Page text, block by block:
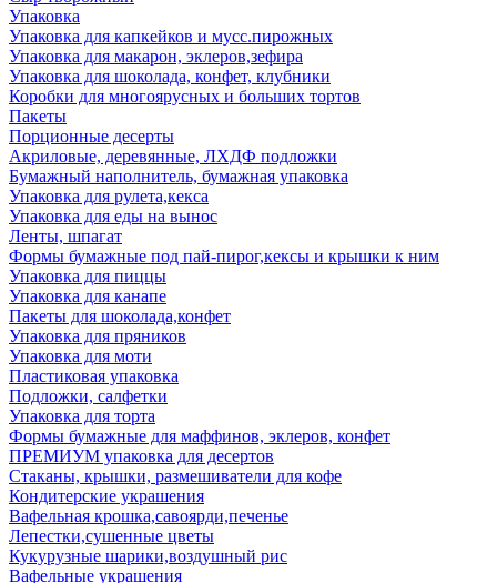
Упаковка
Упаковка для капкейков и мусс.пирожных
Упаковка для макарон, эклеров,зефира
Упаковка для шоколада, конфет, клубники
Коробки для многоярусных и больших тортов
Пакеты
Порционные десерты
Акриловые, деревянные, ЛХДФ подложки
Бумажный наполнитель, бумажная упаковка
Упаковка для рулета,кекса
Упаковка для еды на вынос
Ленты, шпагат
Формы бумажные под пай-пирог,кексы и крышки к ним
Упаковка для пиццы
Упаковка для канапе
Пакеты для шоколада,конфет
Упаковка для пряников
Упаковка для моти
Пластиковая упаковка
Подложки, салфетки
Упаковка для торта
Формы бумажные для маффинов, эклеров, конфет
ПРЕМИУМ упаковка для десертов
Стаканы, крышки, размешиватели для кофе
Кондитерские украшения
Вафельная крошка,савоярди,печенье
Лепестки,сушенные цветы
Кукурузные шарики,воздушный рис
Вафельные украшения